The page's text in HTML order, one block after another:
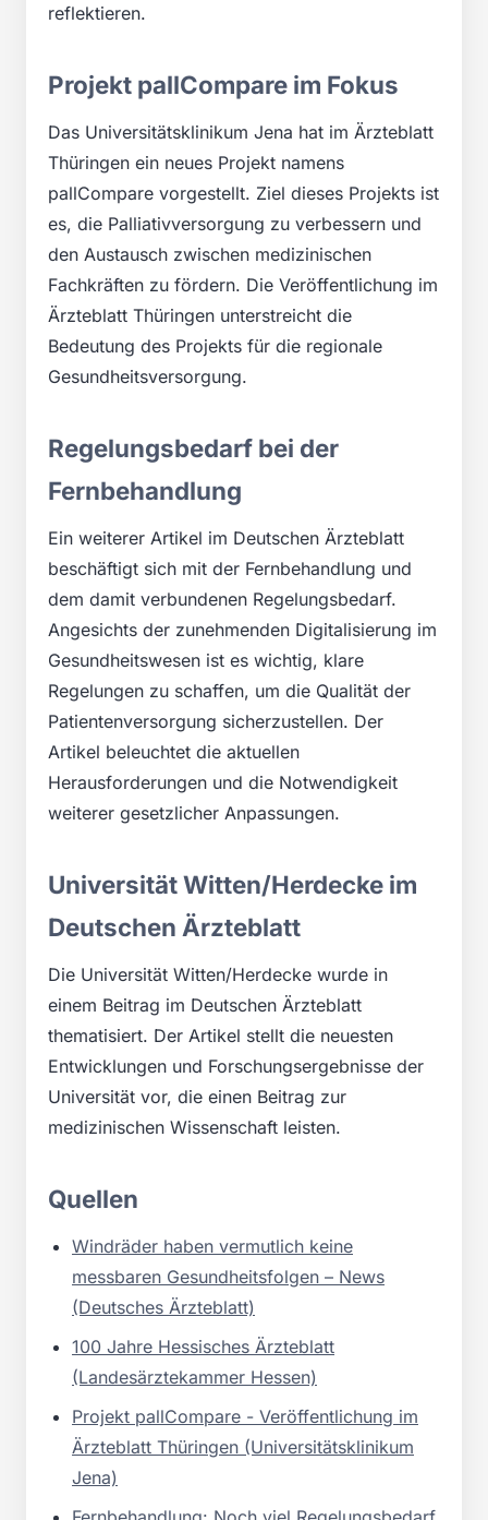
reflektieren.
Projekt pallCompare im Fokus
Das Universitätsklinikum Jena hat im Ärzteblatt
Thüringen ein neues Projekt namens
pallCompare vorgestellt. Ziel dieses Projekts ist
es, die Palliativversorgung zu verbessern und
den Austausch zwischen medizinischen
Fachkräften zu fördern. Die Veröffentlichung im
Ärzteblatt Thüringen unterstreicht die
Bedeutung des Projekts für die regionale
Gesundheitsversorgung.
Regelungsbedarf bei der
Fernbehandlung
Ein weiterer Artikel im Deutschen Ärzteblatt
beschäftigt sich mit der Fernbehandlung und
dem damit verbundenen Regelungsbedarf.
Angesichts der zunehmenden Digitalisierung im
Gesundheitswesen ist es wichtig, klare
Regelungen zu schaffen, um die Qualität der
Patientenversorgung sicherzustellen. Der
Artikel beleuchtet die aktuellen
Herausforderungen und die Notwendigkeit
weiterer gesetzlicher Anpassungen.
Universität Witten/Herdecke im
Deutschen Ärzteblatt
Die Universität Witten/Herdecke wurde in
einem Beitrag im Deutschen Ärzteblatt
thematisiert. Der Artikel stellt die neuesten
Entwicklungen und Forschungsergebnisse der
Universität vor, die einen Beitrag zur
medizinischen Wissenschaft leisten.
Quellen
Windräder haben vermutlich keine
messbaren Gesundheitsfolgen – News
(Deutsches Ärzteblatt)
100 Jahre Hessisches Ärzteblatt
(Landesärztekammer Hessen)
Projekt pallCompare - Veröffentlichung im
Ärzteblatt Thüringen (Universitätsklinikum
Jena)